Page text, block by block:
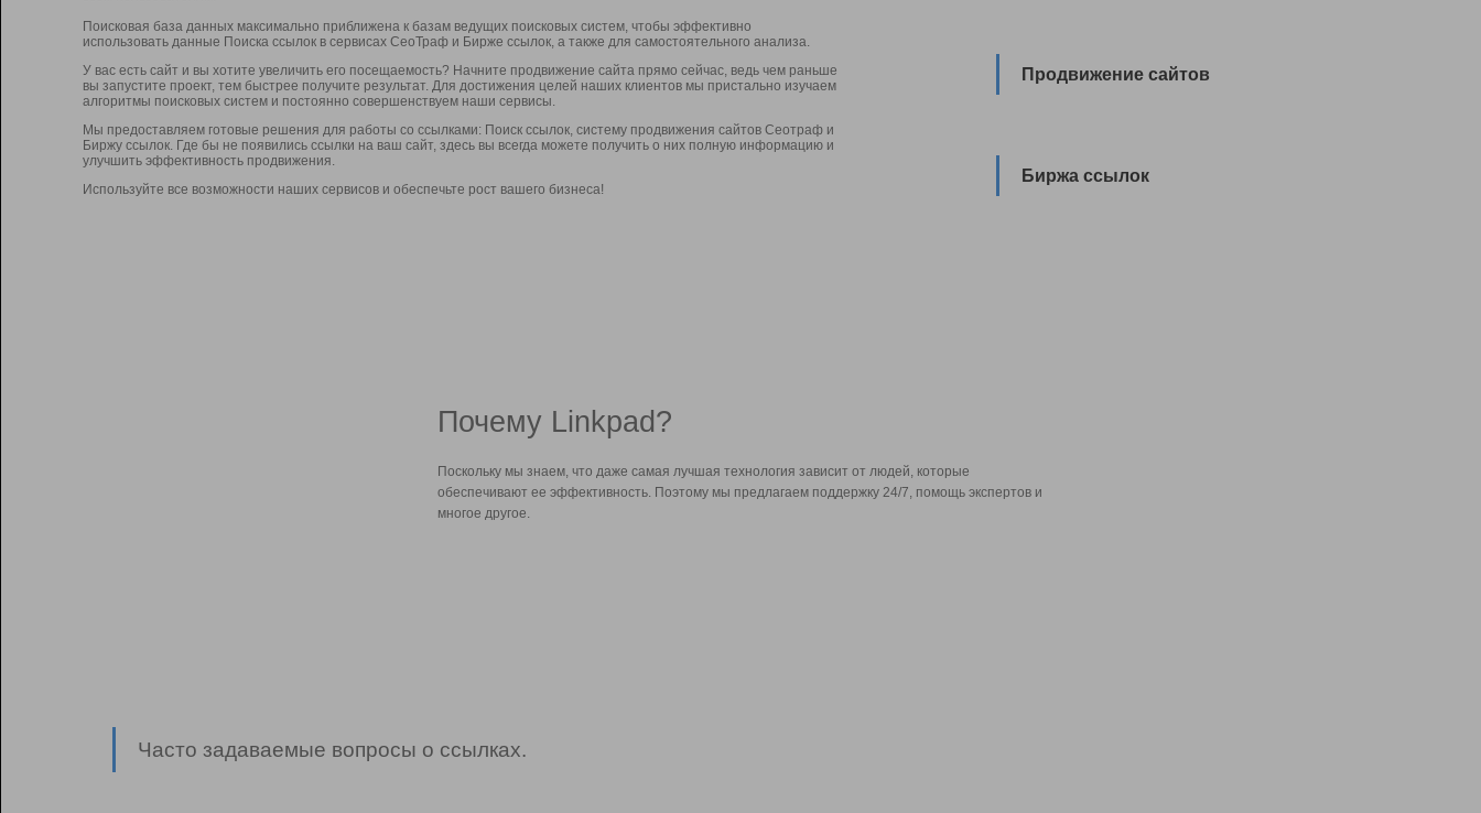
Поисковая база данных максимально приближена к базам ведущих поисковых систем, чтобы эффективно
использовать данные Поиска ссылок в сервисах СеоТраф и Бирже ссылок, а также для самостоятельного анализа.
У вас есть сайт и вы хотите увеличить его посещаемость? Начните продвижение сайта прямо сейчас, ведь чем раньше
вы запустите проект, тем быстрее получите результат. Для достижения целей наших клиентов мы пристально изучаем
алгоритмы поисковых систем и постоянно совершенствуем наши сервисы.
Мы предоставляем готовые решения для работы со ссылками: Поиск ссылок, систему продвижения сайтов Сеотраф и
Биржу ссылок. Где бы не появились ссылки на ваш сайт, здесь вы всегда можете получить о них полную информацию и
улучшить эффективность продвижения.
Используйте все возможности наших сервисов и обеспечьте рост вашего бизнеса!
Продвижение сайтов
Биржа ссылок
Почему Linkpad?
Поскольку мы знаем, что даже самая лучшая технология зависит от людей, которые
обеспечивают ее эффективность. Поэтому мы предлагаем поддержку 24/7, помощь экспертов и
многое другое.
Часто задаваемые вопросы о ссылках.